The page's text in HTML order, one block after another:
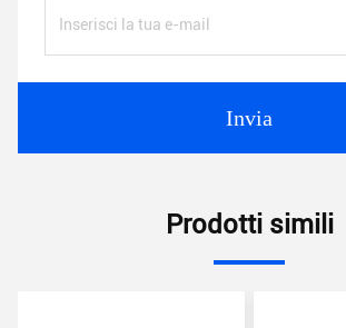
Invia
Prodotti simili